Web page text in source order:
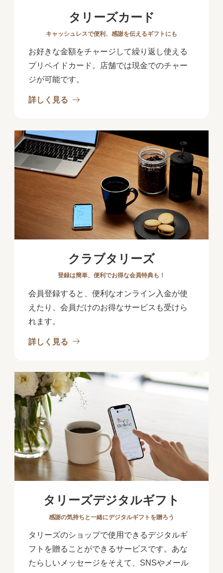
タリーズカード
キャッシュレスで便利、感謝を伝えるギフトにも
お好きな金額をチャージして繰り返し使える
プリペイドカード。店舗では現金でのチャー
ジが可能です。
詳しく見る
クラブタリーズ
登録は簡単、便利でお得な会員特典も！
会員登録すると、便利なオンライン入金が使
えたり、会員だけのお得なサービスも受けら
れます。
詳しく見る
タリーズデジタルギフト
感謝の気持ちと一緒にデジタルギフトを贈ろう
タリーズのショップで使用できるデジタルギ
フトを贈ることができるサービスです。あな
たらしいメッセージをそえて、SNSやメール